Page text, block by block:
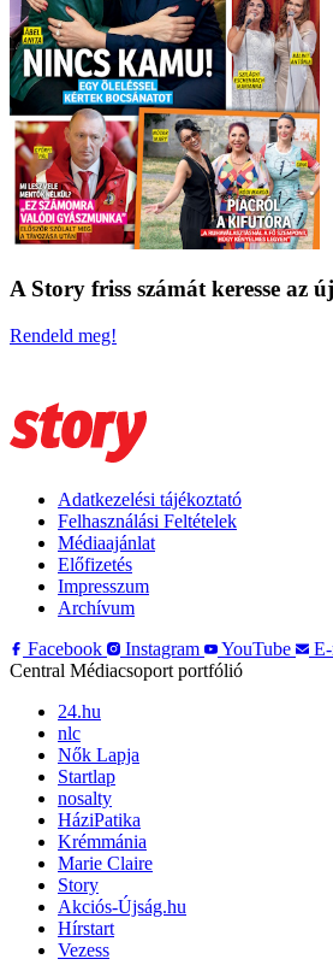
A Story friss számát keresse az
Rendeld meg!
Adatkezelési tájékoztató
Felhasználási Feltételek
Médiaajánlat
Előfizetés
Impresszum
Archívum
Facebook
Instagram YouTube
Central Médiacsoport portfólió
24.hu
nlc
Nők Lapja
Startlap
nosalty
HáziPatika
Krémmánia
Marie Claire
Story
Akciós-Újság.hu
Hírstart
Vezess